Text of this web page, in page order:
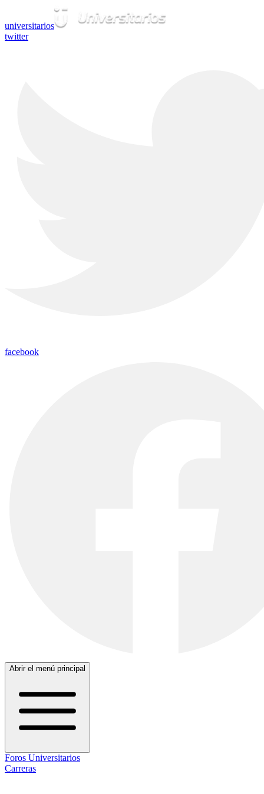
universitarios
twitter
facebook
Abrir el menú principal
Foros Universitarios
Carreras